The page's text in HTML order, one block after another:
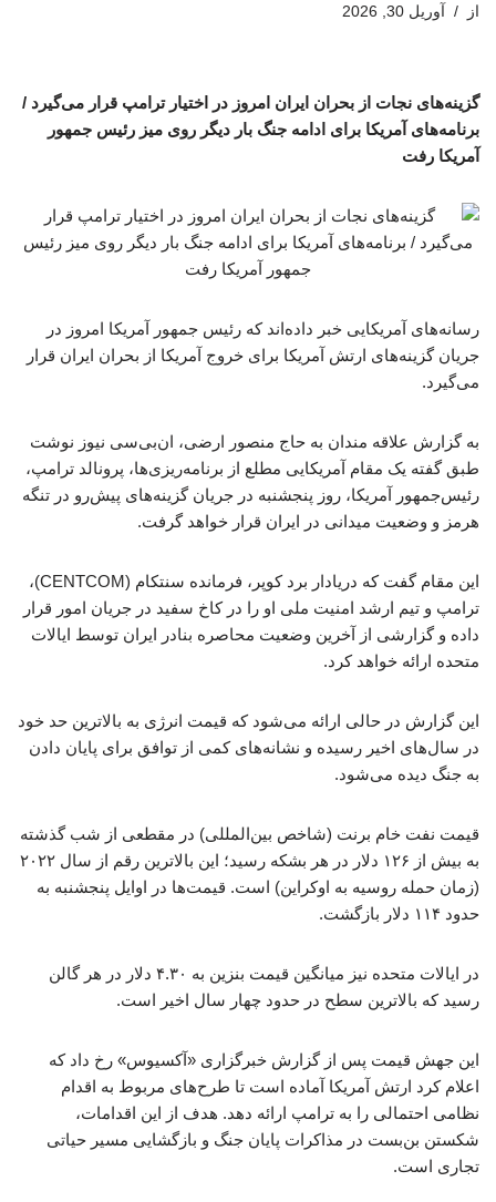
از آوریل 30, 2026
گزینه‌های نجات از بحران ایران امروز در اختیار ترامپ قرار می‌گیرد /
برنامه‌های آمریکا برای ادامه جنگ بار دیگر روی میز رئیس جمهور
آمریکا رفت
رسانه‌های آمریکایی خبر داده‌اند که رئیس جمهور آمریکا امروز در
جریان گزینه‌های ارتش آمریکا برای خروج آمریکا از بحران ایران قرار
می‌گیرد.
به گزارش علاقه مندان به حاج منصور ارضی، ان‌بی‌سی نیوز نوشت
طبق گفته یک مقام آمریکایی مطلع از برنامه‌ریزی‌ها، پرونالد ترامپ،
رئیس‌جمهور آمریکا، روز پنجشنبه در جریان گزینه‌های پیش‌رو در تنگه
هرمز و وضعیت میدانی در ایران قرار خواهد گرفت.
این مقام گفت که دریادار برد کوپر، فرمانده سنتکام (CENTCOM)،
ترامپ و تیم ارشد امنیت ملی او را در کاخ سفید در جریان امور قرار
داده و گزارشی از آخرین وضعیت محاصره بنادر ایران توسط ایالات
متحده ارائه خواهد کرد.
این گزارش در حالی ارائه می‌شود که قیمت انرژی به بالاترین حد خود
در سال‌های اخیر رسیده و نشانه‌های کمی از توافق برای پایان دادن
به جنگ دیده می‌شود.
قیمت نفت خام برنت (شاخص بین‌المللی) در مقطعی از شب گذشته
به بیش از ۱۲۶ دلار در هر بشکه رسید؛ این بالاترین رقم از سال ۲۰۲۲
(زمان حمله روسیه به اوکراین) است. قیمت‌ها در اوایل پنجشنبه به
حدود ۱۱۴ دلار بازگشت.
در ایالات متحده نیز میانگین قیمت بنزین به ۴.۳۰ دلار در هر گالن
رسید که بالاترین سطح در حدود چهار سال اخیر است.
این جهش قیمت پس از گزارش خبرگزاری «آکسیوس» رخ داد که
اعلام کرد ارتش آمریکا آماده است تا طرح‌های مربوط به اقدام
نظامی احتمالی را به ترامپ ارائه دهد. هدف از این اقدامات،
شکستن بن‌بست در مذاکرات پایان جنگ و بازگشایی مسیر حیاتی
تجاری است.